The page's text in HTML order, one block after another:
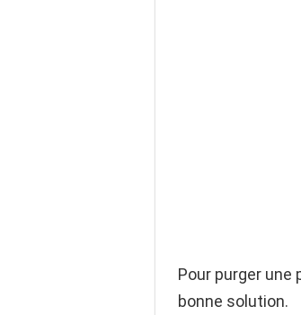
Pour purger une
bonne solution.